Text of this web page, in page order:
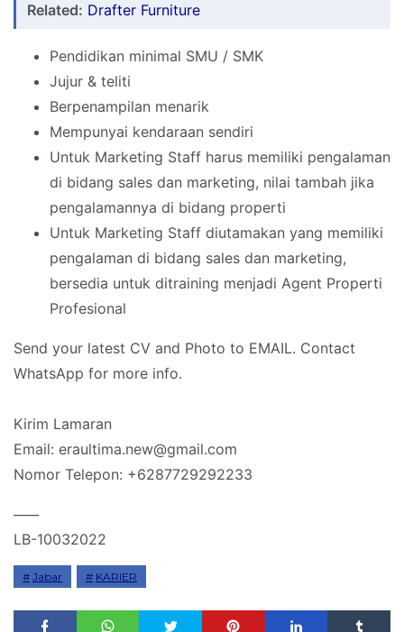
Related: Drafter Furniture
Pendidikan minimal SMU / SMK
Jujur & teliti
Berpenampilan menarik
Mempunyai kendaraan sendiri
Untuk Marketing Staff harus memiliki pengalaman
di bidang sales dan marketing, nilai tambah jika
pengalamannya di bidang properti
Untuk Marketing Staff diutamakan yang memiliki
pengalaman di bidang sales dan marketing,
bersedia untuk ditraining menjadi Agent Properti
Profesional
Send your latest CV and Photo to EMAIL. Contact
WhatsApp for more info.
Kirim Lamaran
Email: eraultima.new@gmail.com
Nomor Telepon: +6287729292233
LB-10032022
Jabar KARIER